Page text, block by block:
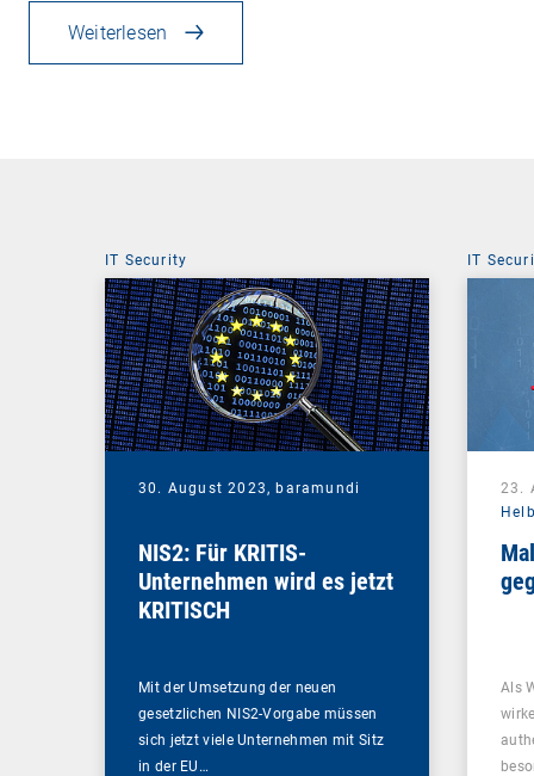
Weiterlesen
IT Security
30. August 2023,baramundi
NIS2: Für KRITIS-
Unternehmen wird es jetzt
KRITISCH
Mit der Umsetzung der neuen
gesetzlichen NIS2-Vorgabe müssen
sich jetzt viele Unternehmen mit Sitz
in der EU…
IT
23.
Als